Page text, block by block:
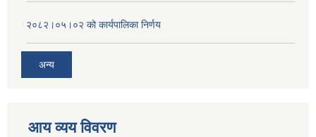
२०८२।०५।०२ को कार्यपालिका निर्णय
अन्य
आय व्यय विवरण